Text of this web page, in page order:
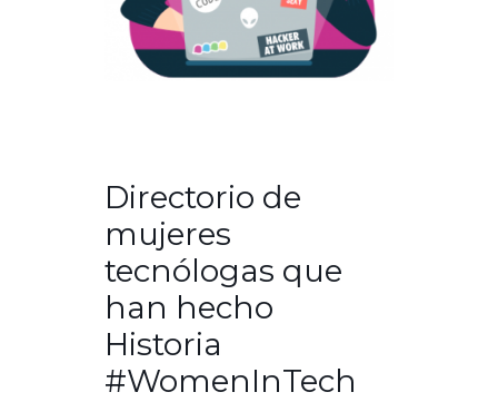
Directorio de
mujeres
tecnólogas que
han hecho
Historia
#WomenInTech